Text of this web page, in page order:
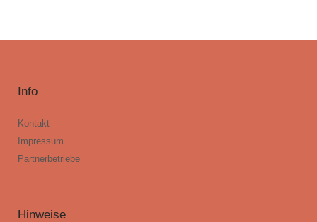
Info
Kontakt
Impressum
Partnerbetriebe
Hinweise